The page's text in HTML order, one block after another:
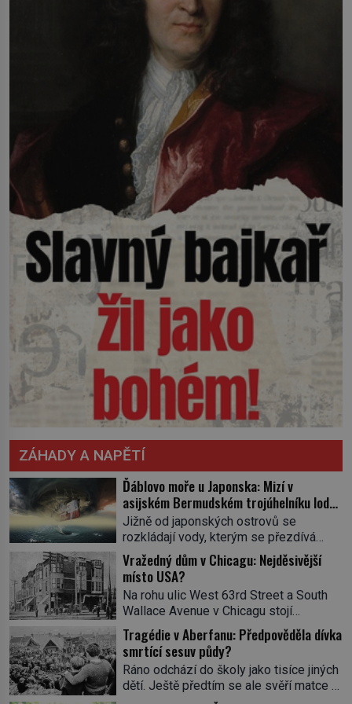
ZÁHADY A NAPĚTÍ
Ďáblovo moře u Japonska: Mizí v
asijském Bermudském trojúhelníku lodě
ve spárech neznámé síly?
Jižně od japonských ostrovů se
rozkládají vody, kterým se přezdívá
Ďáblovo moře. Vypráví se o lodích
mizejících beze stopy, podivných
světlech, zrádných proudech i mořských
dracích, kteří měli tyto končiny střežit už
v dávných legendách. Je tichomořský
Dračí trojúhelník skutečně prokletým
místem, nebo se zde jen nebezpečná
příroda proměnila v jednu z
nejpůsobivějších námořních záhad? […]
Vražedný dům v Chicagu: Nejděsivější
místo USA?
Na rohu ulic West 63rd Street a South
Wallace Avenue v Chicagu stojí
nenápadná pošta. Nemá žádný speciální
nápis ani pamětní desku. A přesto prý
místní zaměstnanci neradi chodí do
sklepa. Právě tady totiž sídlil sériový
vrah H. H. Holmes a také
Tragédie v Aberfanu: Předpověděla dívka
smrtící sesuv půdy?
Ráno odchází do školy jako tisíce jiných
dětí. Ještě předtím se ale svěří matce s